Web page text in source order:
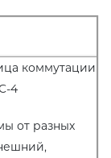
коммутации
4
от разных